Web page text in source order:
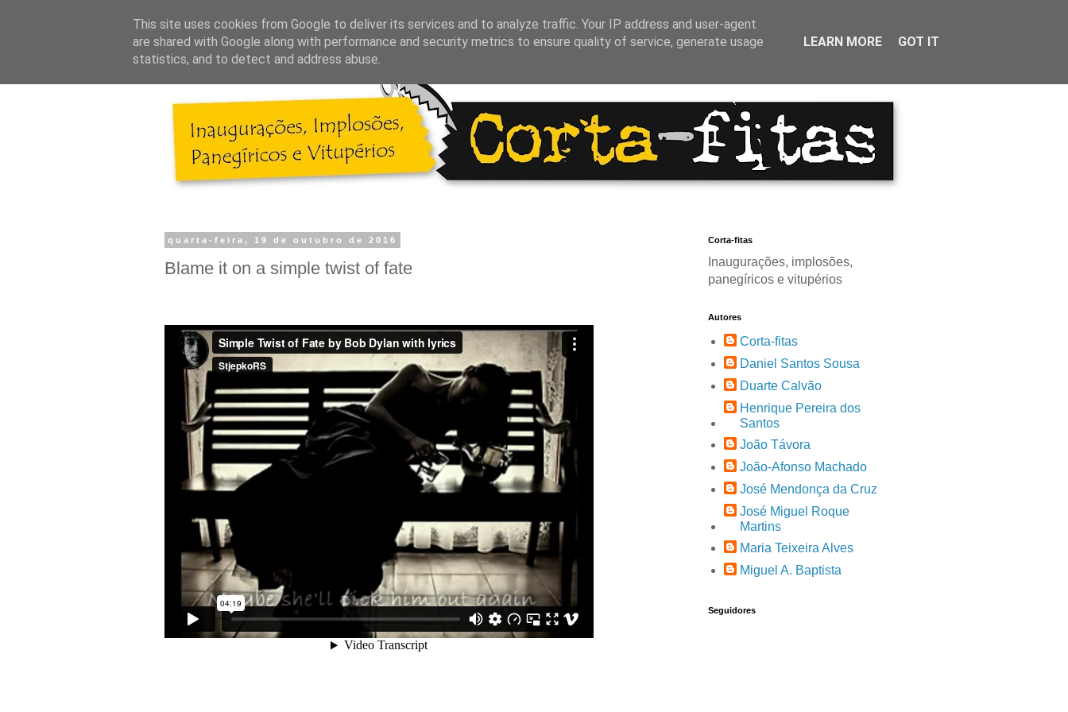
quarta-feira, 19 de outubro de 2016
Blame it on a simple twist of fate
Corta-fitas
Inaugurações, implosões,
panegíricos e vitupérios
Autores
Corta-fitas
Daniel Santos Sousa
Duarte Calvão
Henrique Pereira dos
Santos
João Távora
João-Afonso Machado
José Mendonça da Cruz
José Miguel Roque
Martins
Maria Teixeira Alves
Miguel A. Baptista
Seguidores
This site uses cookies from Google to deliver its services and to analyze traffic. Your IP address and user-agent
are shared with Google along with performance and security metrics to ensure quality of service, generate usage
statistics, and to detect and address abuse.
LEARN MORE GOT IT